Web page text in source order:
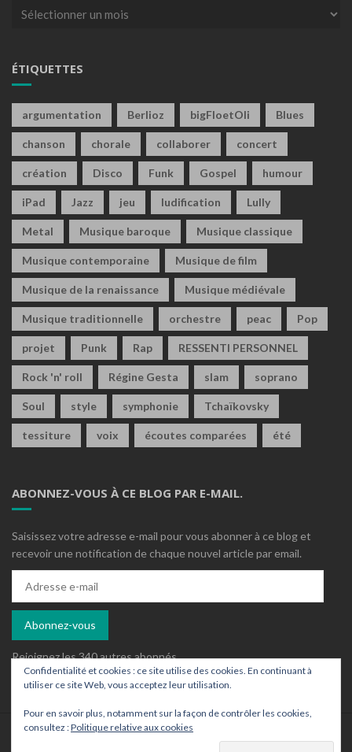
Archives
ÉTIQUETTES
argumentation Berlioz bigFloetOli Blues
chanson chorale collaborer concert
création Disco Funk Gospel humour
iPad Jazz jeu ludification Lully
Metal Musique baroque Musique classique
Musique contemporaine Musique de film
Musique de la renaissance Musique médiévale
Musique traditionnelle orchestre peac Pop
projet Punk Rap RESSENTI PERSONNEL
Rock 'n' roll Régine Gesta slam soprano
Soul style symphonie Tchaïkovsky
tessiture voix écoutes comparées été
ABONNEZ-VOUS À CE BLOG PAR E-MAIL.
Saisissez votre adresse e-mail pour vous abonner à ce blog et
recevoir une notification de chaque nouvel article par email.
mail
Abonnez-vous
Rejoignez les 340 autres abonnés
Archives
Confidentialité et cookies : ce site utilise des cookies. En continuant à
utiliser ce site Web, vous acceptez leur utilisation.
Pour en savoir plus, notamment sur la façon de contrôler les cookies,
consultez :Politique relative aux cookies